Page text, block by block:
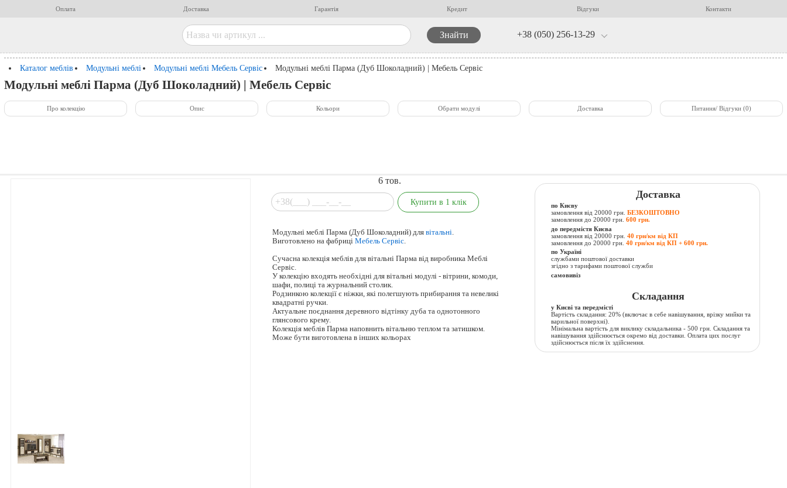
Оплата Доставка Гарантія Кредит Відгуки Контакти
+38 (050) 256-13-29
Каталог меблів Модульні меблі Модульні меблі Мебель Сервіс Модульні меблі Парма (Дуб Шоколадний) | Мебель Сервіс
Модульні меблі Парма (Дуб Шоколадний) | Мебель Сервіс
Про колекцію Опис Кольори Обрати модулі Доставка Питання/ Відгуки (0)
6 тов.
Модульні меблі Парма (Дуб Шоколадний) длявітальні.
Виготовлено на фабриціМебель Сервіс.
Сучасна колекція меблів для вітальні Парма від виробника Меблі
Сервіс.
У колекцію входять необхідні для вітальні модулі - вітрини, комоди,
шафи, полиці та журнальний столик.
Родзинкою колекції є ніжки, які полегшують прибирання та невеликі
квадратні ручки.
Актуальне поєднання деревного відтінку дуба та однотонного
глянсового крему.
Колекція меблів Парма наповнить вітальню теплом та затишком.
Може бути виготовлена в інших кольорах
Доставка
по Києву
замовлення від 20000 грн. БЕЗКОШТОВНО
замовлення до 20000 грн. 600 грн.
до передмістя Києва
замовлення від 20000 грн. 40 грн/км від КП
замовлення до 20000 грн. 40 грн/км від КП + 600 грн.
по Україні
службами поштової доставки
згідно з тарифами поштової служби
самовивіз
Складання
у Києві та передмісті
Вартість складання: 20% (включає в себе навішування, врізку мийки та
варильної поверхні).
Мінімальна вартість для виклику складальника - 500 грн. Складання та
навішування здійснюється окремо від доставки. Оплата цих послуг
здійснюється після їх здійснення.